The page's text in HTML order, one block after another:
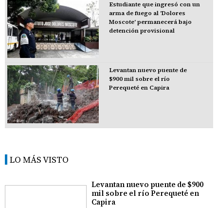
Estudiante que ingresó con un
arma de fuego al 'Dolores
Moscote' permanecerá bajo
detención provisional
Levantan nuevo puente de
$900 mil sobre el río
Perequeté en Capira
LO MÁS VISTO
Levantan nuevo puente de $900
mil sobre el río Perequeté en
Capira